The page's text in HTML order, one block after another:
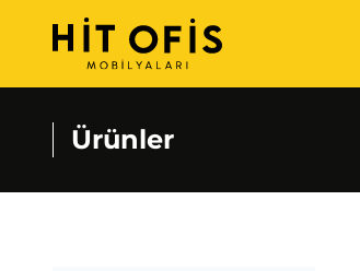
Ürünler